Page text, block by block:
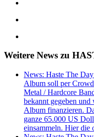
Weitere News zu
News: Haste The
Album soll per
Metal / Hardcore
bekannt gegeben
Album finanzieren.
ganze 65.000 US
einsammeln. Hier die